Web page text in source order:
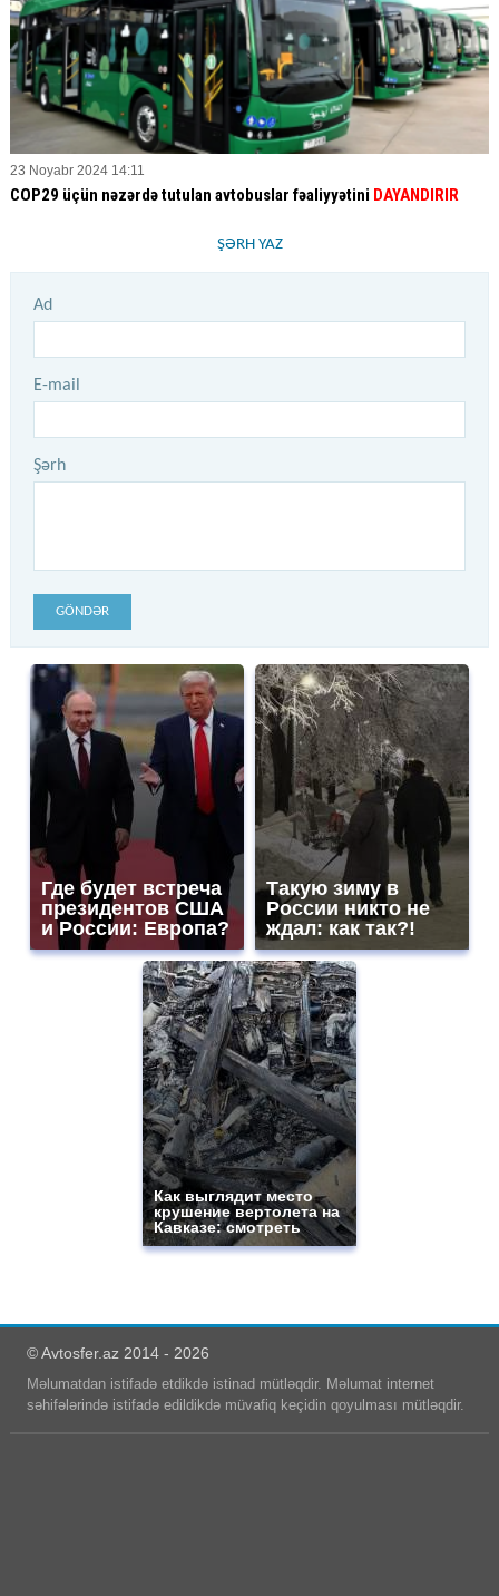
23 Noyabr 2024 14:11
COP29 üçün nəzərdə tutulan avtobuslar fəaliyyətini DAYANDIRIR
ŞƏRH YAZ
Ad
E-mail
Şərh
GÖNDƏR
Где будет встреча
президентов США
и России: Европа?
Такую зиму в
России никто не
ждал: как так?!
Как выглядит место
крушение вертолета на
Кавказе: смотреть
© Avtosfer.az 2014 - 2026
Məlumatdan istifadə etdikdə istinad mütləqdir. Məlumat internet
səhifələrində istifadə edildikdə müvafiq keçidin qoyulması mütləqdir.